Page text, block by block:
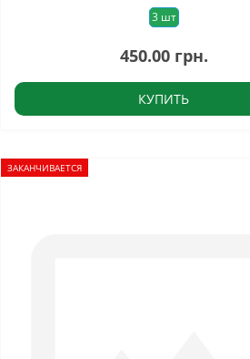
3 шт
450.00 грн.
КУПИТЬ
ЗАКАНЧИВАЕТСЯ